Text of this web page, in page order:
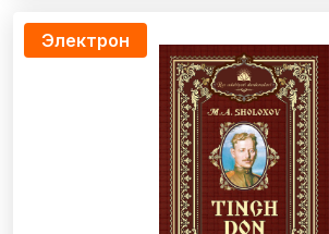
Электрон